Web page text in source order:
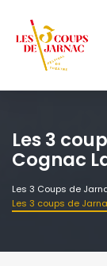
Les 3
Cognac
Les 3 Coups de
Les 3 coups de